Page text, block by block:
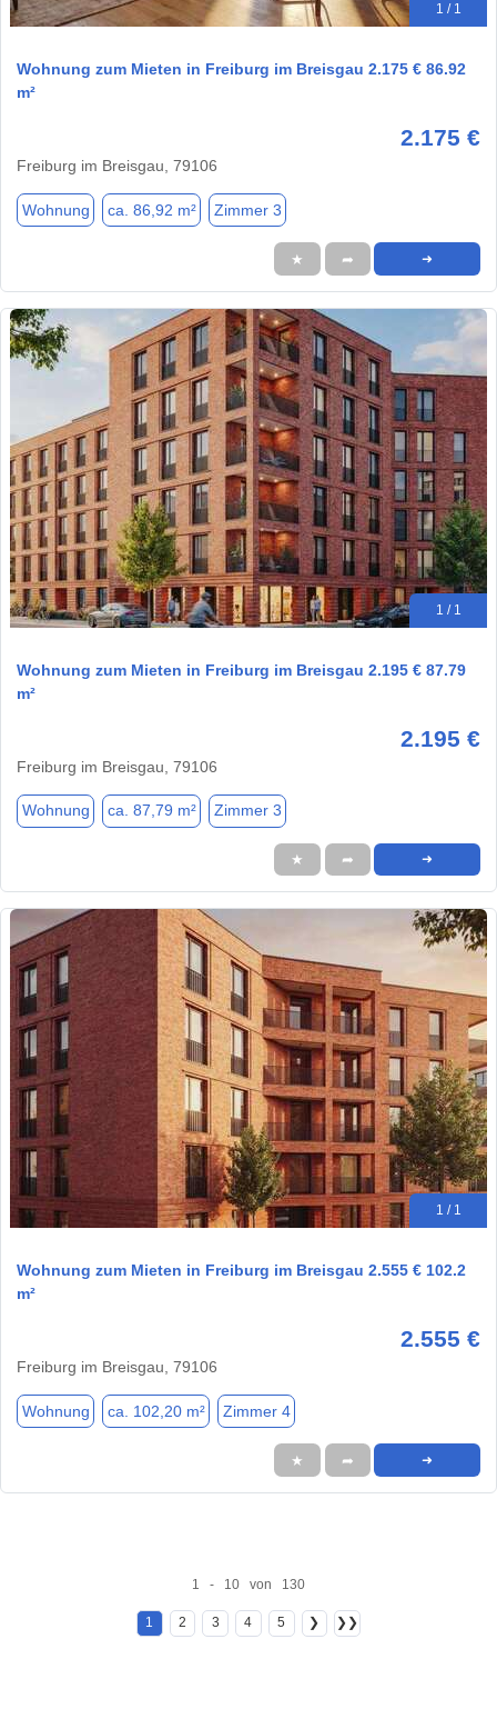
1 / 1
Wohnung zum Mieten in Freiburg im Breisgau 2.175 € 86.92
m²
2.175 €
Freiburg im Breisgau, 79106
Wohnung ca. 86,92 m² Zimmer 3
★ ➦ ➜
1 / 1
Wohnung zum Mieten in Freiburg im Breisgau 2.195 € 87.79
m²
2.195 €
Freiburg im Breisgau, 79106
Wohnung ca. 87,79 m² Zimmer 3
★ ➦ ➜
1 / 1
Wohnung zum Mieten in Freiburg im Breisgau 2.555 € 102.2
m²
2.555 €
Freiburg im Breisgau, 79106
Wohnung ca. 102,20 m² Zimmer 4
★ ➦ ➜
1 - 10 von 130
1 2 3 4 5 ❯ ❯❯